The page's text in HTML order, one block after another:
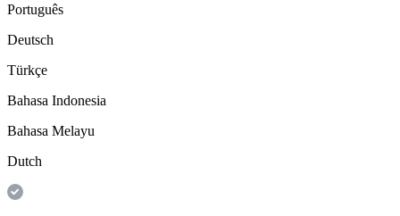
Português
Deutsch
Türkçe
Bahasa Indonesia
Bahasa Melayu
Dutch